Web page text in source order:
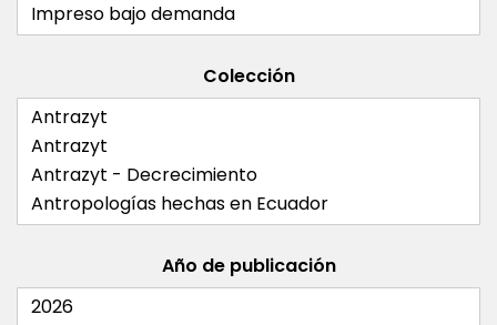
Colección
Año de publicación